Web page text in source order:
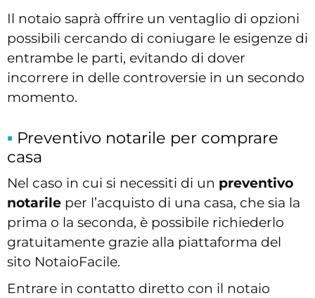
Il notaio saprà offrire un ventaglio di opzioni
possibili cercando di coniugare le esigenze di
entrambe le parti, evitando di dover
incorrere in delle controversie in un secondo
momento.
Preventivo notarile per comprare
casa
Nel caso in cui si necessiti di un preventivo
notarile per l’acquisto di una casa, che sia la
prima o la seconda, è possibile richiederlo
gratuitamente grazie alla piattaforma del
sito NotaioFacile.
Entrare in contatto diretto con il notaio